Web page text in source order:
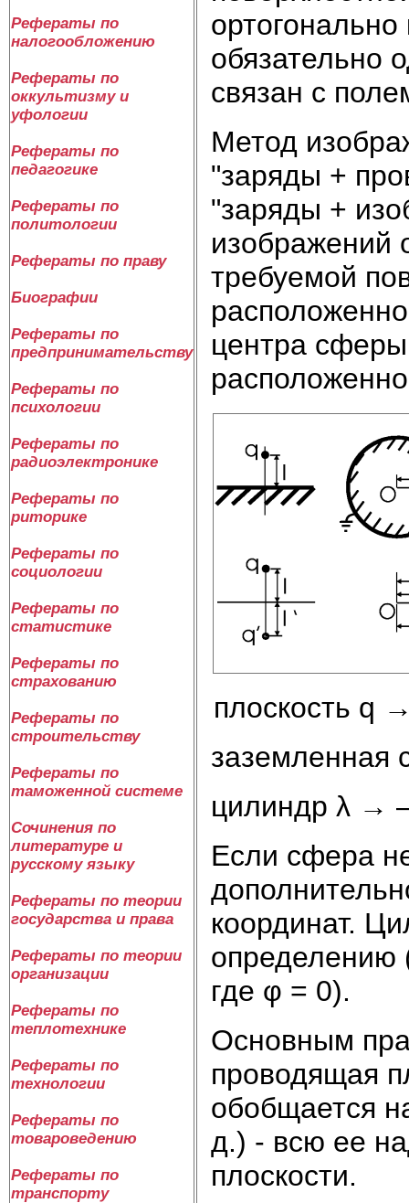
Рефераты по
налогообложению
Рефераты по
оккультизму и
уфологии
Рефераты по
педагогике
Рефераты по
политологии
Рефераты по праву
Биографии
Рефераты по
предпринимательству
Рефераты по
психологии
Рефераты по
радиоэлектронике
Рефераты по
риторике
Рефераты по
социологии
Рефераты по
статистике
Рефераты по
страхованию
Рефераты по
строительству
Рефераты по
таможенной системе
Сочинения по
литературе и
русскому языку
Рефераты по теории
государства и права
Рефераты по теории
организации
Рефераты по
теплотехнике
Рефераты по
технологии
Рефераты по
товароведению
Рефераты по
транспорту
обязательно
связан с
Метод
"заряды +
"заряды +
изображений
требуемой
центра
плоскость q
цилиндр λ →
Если сфера
координат.
определению
где φ = 0).
Основным
проводящая
обобщается
д.) - всю ее
плоскости.